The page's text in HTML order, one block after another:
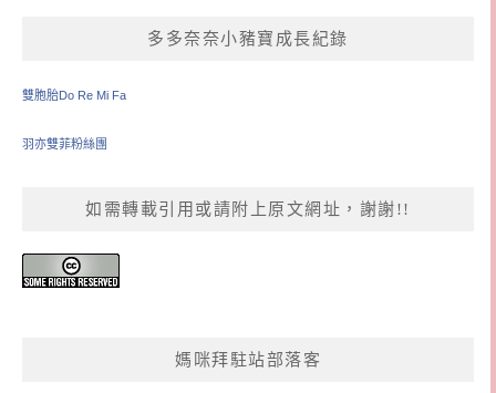
多多奈奈小豬寶成長紀錄
雙胞胎Do Re Mi Fa
羽亦雙菲粉絲團
如需轉載引用或請附上原文網址，謝謝!!
媽咪拜駐站部落客